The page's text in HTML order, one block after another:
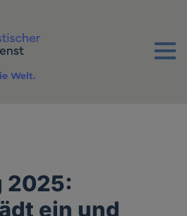
Menu
Welt.
2025:
ein und